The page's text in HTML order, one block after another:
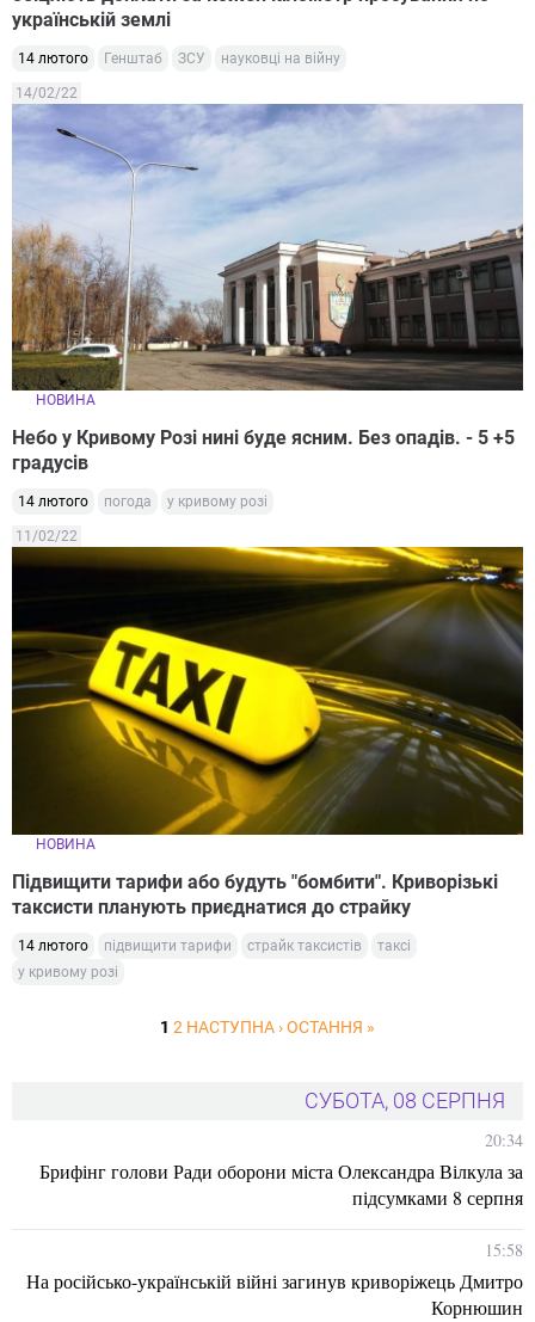
українській землі
14 лютого Генштаб ЗСУ науковці на війну
14/02/22
НОВИНА
Небо у Кривому Розі нині буде ясним. Без опадів. - 5 +5
градусів
14 лютого погода у кривому розі
11/02/22
НОВИНА
Підвищити тарифи або будуть "бомбити". Криворізькі
таксисти планують приєднатися до страйку
14 лютого підвищити тарифи страйк таксистів
таксі
у кривому розі
1 2 НАСТУПНА ›ОСТАННЯ »
СУБОТА, 08 СЕРПНЯ
20:34
Брифінг голови Ради оборони міста Олександра Вілкула за
підсумками 8 серпня
15:58
На російсько-українській війні загинув криворіжець Дмитро
Корнюшин